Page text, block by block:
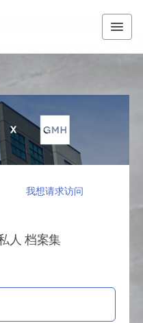
我想请求访问
人 档案集